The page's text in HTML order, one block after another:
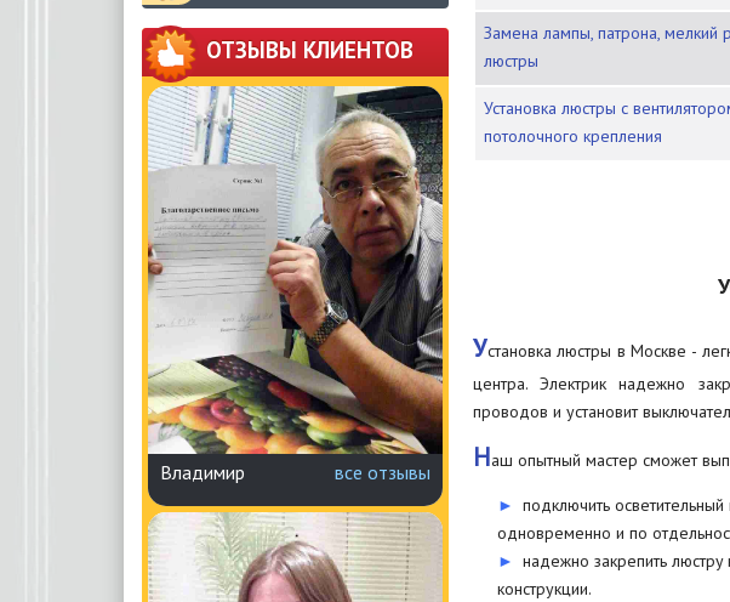
ОТЗЫВЫ КЛИЕНТОВ
Владимир все отзывы
Замена лампы, патрона, мелкий ремонт
люстры
Установка люстры с вентилятором
потолочного крепления
Установка люстры в Москве -
центра. Электрик надежно
проводов и установит
Н аш опытный мастер сможет
подключить
одновременно и по
надежно закрепить
конструкции.